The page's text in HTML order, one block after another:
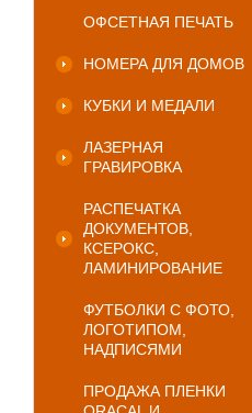
ОФСЕТНАЯ ПЕЧАТЬ
НОМЕРА ДЛЯ ДОМОВ
КУБКИ И МЕДАЛИ
ЛАЗЕРНАЯ
ГРАВИРОВКА
РАСПЕЧАТКА
ДОКУМЕНТОВ,
КСЕРОКС,
ЛАМИНИРОВАНИЕ
ФУТБОЛКИ С ФОТО,
ЛОГОТИПОМ,
НАДПИСЯМИ
ПРОДАЖА ПЛЕНКИ